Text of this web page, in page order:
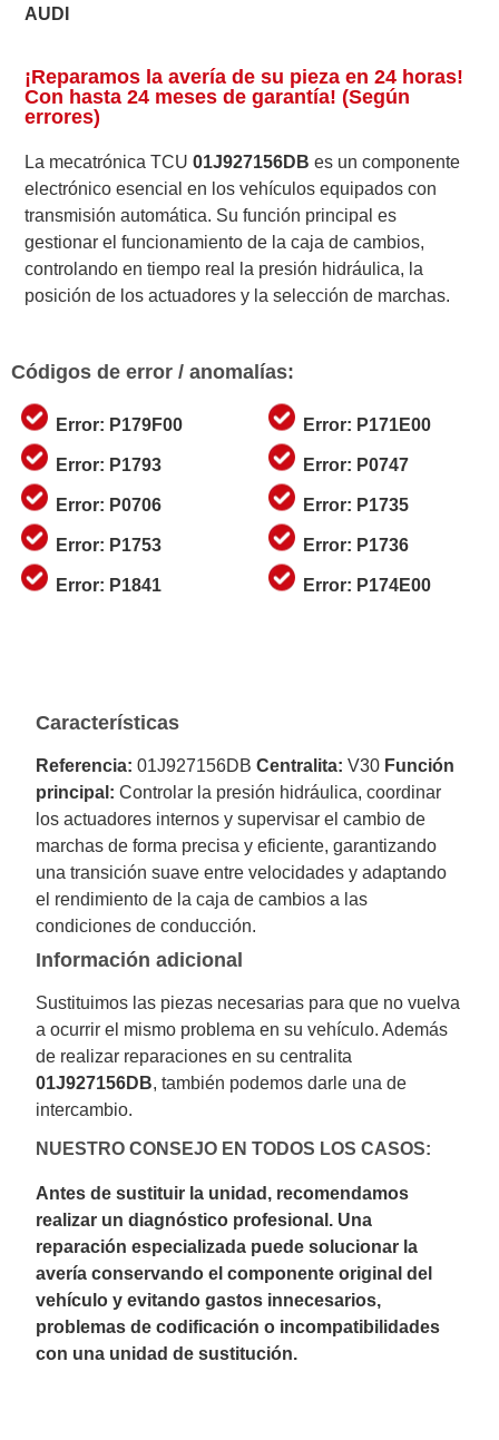
AUDI
¡Reparamos la avería de su pieza en 24 horas!
Con hasta 24 meses de garantía! (Según
errores)
La mecatrónica TCU01J927156DB es un componente
electrónico esencial en los vehículos equipados con
transmisión automática. Su función principal es
gestionar el funcionamiento de la caja de cambios,
controlando en tiempo real la presión hidráulica, la
posición de los actuadores y la selección de marchas.
Códigos de error / anomalías:
Error: P179F00
Error: P1793
Error: P0706
Error: P1753
Error: P1841
Error: P171E00
Error: P0747
Error: P1735
Error: P1736
Error: P174E00
Características
Referencia: 01J927156DBCentralita: V30 Función
principal: Controlar la presión hidráulica, coordinar
los actuadores internos y supervisar el cambio de
marchas de forma precisa y eficiente, garantizando
una transición suave entre velocidades y adaptando
el rendimiento de la caja de cambios a las
condiciones de conducción.
Información adicional
Sustituimos las piezas necesarias para que no vuelva
a ocurrir el mismo problema en su vehículo. Además
de realizar reparaciones en su centralita
01J927156DB, también podemos darle una de
intercambio.
NUESTRO CONSEJO EN TODOS LOS CASOS:
Antes de sustituir la unidad, recomendamos
realizar un diagnóstico profesional. Una
reparación especializada puede solucionar la
avería conservando el componente original del
vehículo y evitando gastos innecesarios,
problemas de codificación o incompatibilidades
con una unidad de sustitución.